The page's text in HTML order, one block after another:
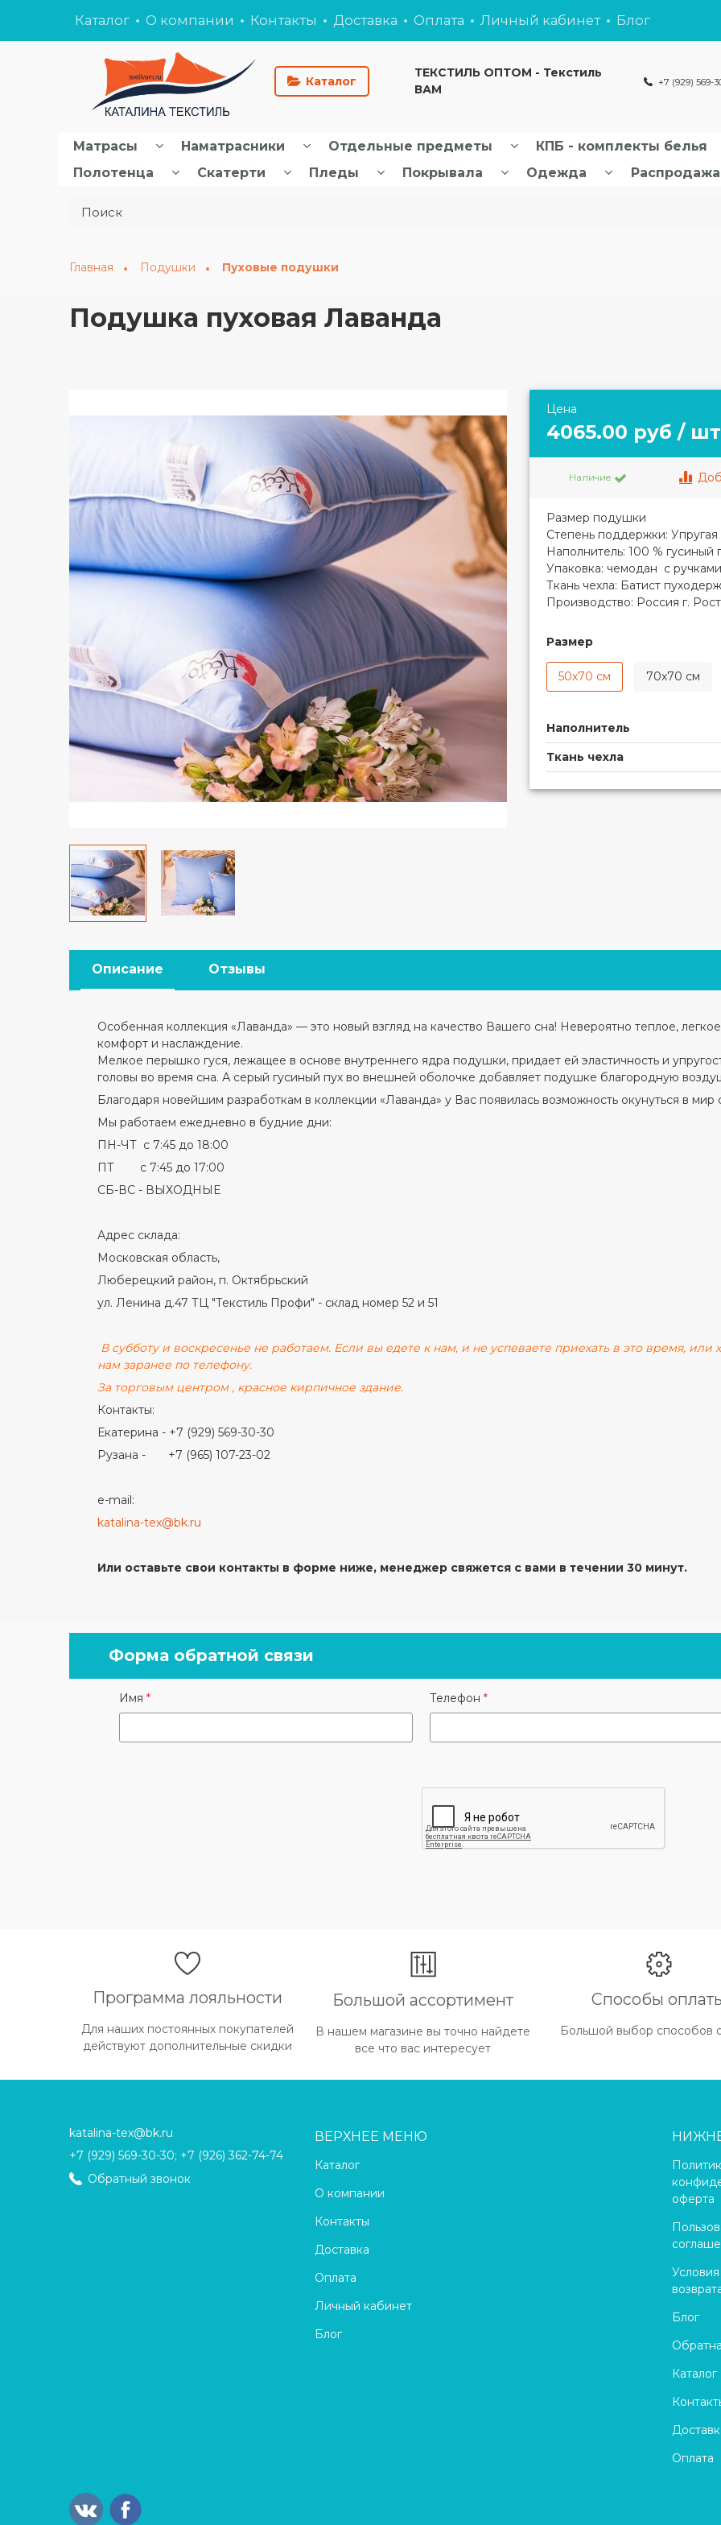
Каталог О компании Контакты Доставка Оплата Личный кабинет Блог
ТЕКСТИЛЬ ОПТОМ - Текстиль
ВАМ
Каталог
+7 (929) 569-
Матрасы Наматрасники Отдельные предметы КПБ - комплекты белья
Полотенца
Скатерти Пледы Покрывала Одежда Распродажа
Главная Подушки Пуховые подушки
Подушка пуховая Лаванда
Цена
4065.00 руб /
Наличие
Размер подушки
Степень поддержки: Упругая
Наполнитель: 100 % гусиный
Упаковка: чемодан с ручками
Ткань чехла: Батист
Производство: Россия г.
Размер
50х70 см 70х70 см
Наполнитель
Ткань чехла
Описание Отзывы
Особенная коллекция «Лаванда» — это новый взгляд на качество Вашего сна! Невероятно теплое,
комфорт и наслаждение.
Мелкое перышко гуся, лежащее в основе внутреннего ядра подушки, придает ей эластичность и
головы во время сна. А серый гусиный пух во внешней оболочке добавляет подушке благородную
Благодаря новейшим разработкам в коллекции «Лаванда» у Вас появилась возможность окунуться в
Мы работаем ежедневно в будние дни:
ПН-ЧТ с 7:45 до 18:00
ПТ с 7:45 до 17:00
СБ-ВС - ВЫХОДНЫЕ
Адрес склада:
Московская область,
Люберецкий район, п. Октябрьский
ул. Ленина д.47 ТЦ "Текстиль Профи" - склад номер 52 и 51
В субботу и воскресенье не работаем. Если вы едете к нам, и не успеваете приехать в это время, или
нам заранее по телефону.
За торговым центром , красное кирпичное здание.
Контакты:
Екатерина - +7 (929) 569-30-30
Рузана - +7 (965) 107-23-02
e-mail:
katalina-tex@bk.ru
Или оставьте свои контакты в форме ниже, менеджер свяжется с вами в течении 30 минут.
Форма обратной связи
Имя Телефон
Программа лояльности
Для наших постоянных покупателей
действуют дополнительные скидки
Большой ассортимент
В нашем магазине вы точно найдете
все что вас интересует
Способы
Большой выбор способов
katalina-tex@bk.ru
+7 (929) 569-30-30; +7 (926) 362-74-74
Обратный звонок
ВЕРХНЕЕ МЕНЮ
Каталог
О компании
Контакты
Доставка
Оплата
Личный кабинет
Блог
оферта
Блог
Каталог
Оплата